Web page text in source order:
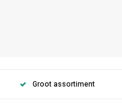
Groot assortiment